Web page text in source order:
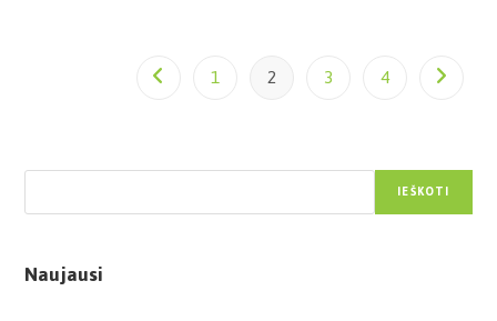
1 2 3 4
IEŠKOTI
Naujausi